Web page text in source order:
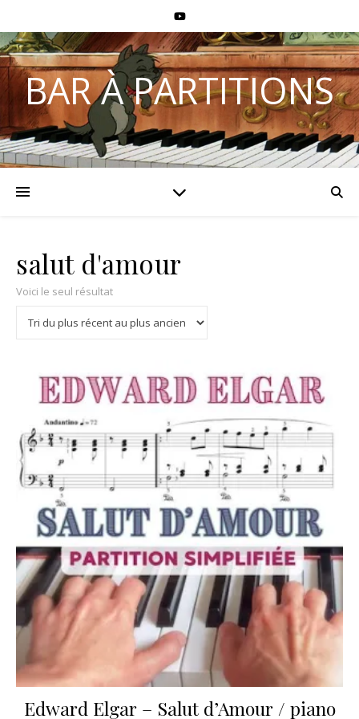
BAR À PARTITIONS
salut d'amour
Voici le seul résultat
Edward Elgar – Salut d’Amour / piano